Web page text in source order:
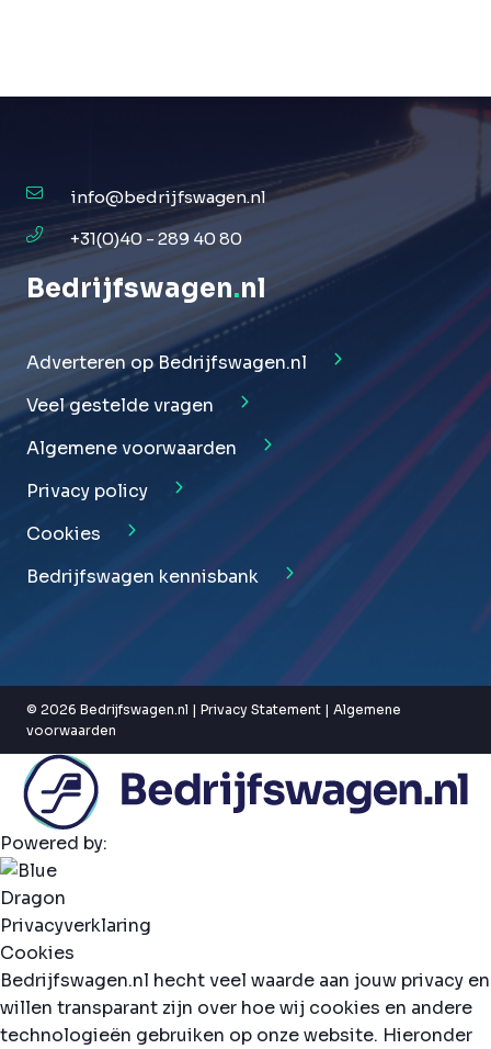
info@bedrijfswagen.nl
+31(0)40 - 289 40 80
Bedrijfswagen.nl
Adverteren op Bedrijfswagen.nl
Veel gestelde vragen
Algemene voorwaarden
Privacy policy
Cookies
Bedrijfswagen kennisbank
© 2026 Bedrijfswagen.nl | Privacy Statement | Algemene
voorwaarden
Powered by:
Privacyverklaring
Cookies
Bedrijfswagen.nl hecht veel waarde aan jouw privacy en
willen transparant zijn over hoe wij cookies en andere
technologieën gebruiken op onze website. Hieronder